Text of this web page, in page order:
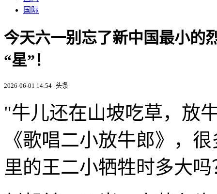
国际
今天六一别忘了新中国最小的
“星”！
2026-06-01 14:54 头条
"牛儿还在山坡吃草，
《歌唱二小放牛郎》，
里的王二小牺牲时多大吗